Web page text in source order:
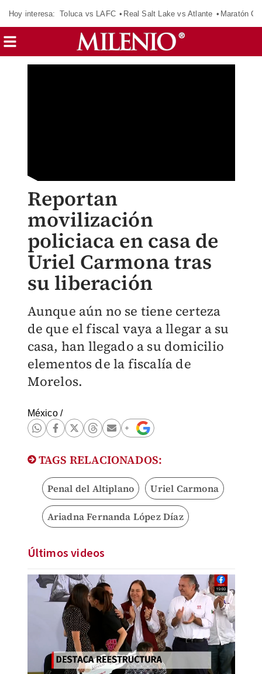
Hoy interesa: Toluca vs LAFC Real Salt Lake vs Atlante Maratón
Reportan
movilización
policiaca en casa de
Uriel Carmona tras
su liberación
Aunque aún no se tiene certeza
de que el fiscal vaya a llegar a su
casa, han llegado a su domicilio
elementos de la fiscalía de
Morelos.
México/
TAGS RELACIONADOS:
Penal del Altiplano Uriel Carmona
Ariadna Fernanda López Díaz
Últimos videos